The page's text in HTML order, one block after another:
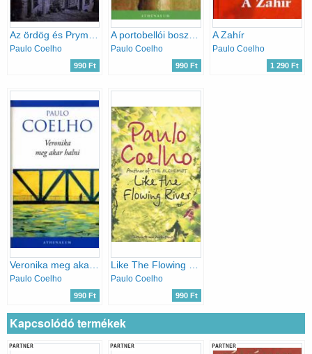
Az ördög és Prym kisasszony
Paulo Coelho
990 Ft
A portobellói boszorkány
Paulo Coelho
990 Ft
A Zahír
Paulo Coelho
1 290 Ft
Paulo Coelho
990 Ft
Paulo Coelho
990 Ft
Kapcsolódó termékek
PARTNER PARTNER PARTNER